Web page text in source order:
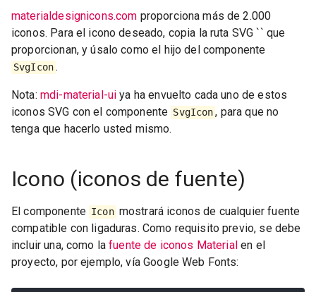
materialdesignicons.com proporciona más de 2.000
iconos. Para el icono deseado, copia la ruta SVG `` que
proporcionan, y úsalo como el hijo del componente
SvgIcon.
Nota: mdi-material-ui ya ha envuelto cada uno de estos
iconos SVG con el componente SvgIcon , para que no
tenga que hacerlo usted mismo.
Icono (iconos de fuente)
El componente Icon mostrará iconos de cualquier fuente
compatible con ligaduras. Como requisito previo, se debe
incluir una, como lafuente de iconos Materialen el
proyecto, por ejemplo, vía Google Web Fonts: